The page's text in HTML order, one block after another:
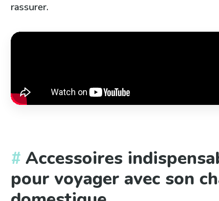
rassurer.
Accessoires
pour voyager avec son